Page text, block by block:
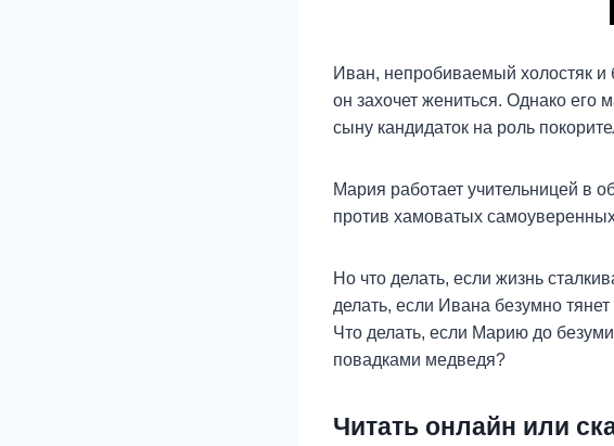
Иван, непробиваемый холостяк и
он захочет жениться. Однако его
сыну кандидаток на роль
Мария работает учительницей в
против хамоватых
Но что делать, если жизнь
делать, если Ивана безумно
Что делать, если Марию до
повадками медведя?
Читать онлайн или